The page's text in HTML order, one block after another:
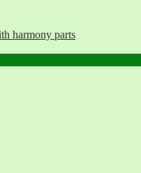
harmony parts